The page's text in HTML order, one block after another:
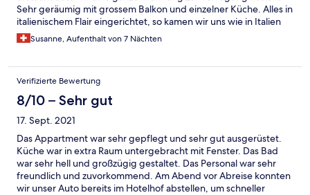
Sehr geräumig mit grossem Balkon und einzelner Küche. Alles in
italienischem Flair eingerichtet, so kamen wir uns wie in Italien
vor.. Das Frühstücksbuffet war sehr leckerund es wurde immer
sofort aufgefüllt. Sehr freundliches, aufmerksames Personal.
man erreicht es gut und auch die Ein- und Ausfahrt klappt
wunderbar. Zum Ein- und Ausladen des Gepäcks kann man
super in den Holel-Hinterhof fahren und gut wenden. Es waren
wunderbare 7Nächte die wir im Rialto in Binz verbracht haben
und werden das nächste Mal wieder gerne bei Ihnen buchen.
Susanne, Aufenthalt von 7 Nächten
Verifizierte Bewertung
8/10 – Sehr gut
17. Sept. 2021
Das Appartment war sehr gepflegt und sehr gut ausgerüstet.
Küche war in extra Raum untergebracht mit Fenster. Das Bad
war sehr hell und großzügig gestaltet. Das Personal war sehr
freundlich und zuvorkommend. Am Abend vor Abreise konnten
wir unser Auto bereits im Hotelhof abstellen, um schneller